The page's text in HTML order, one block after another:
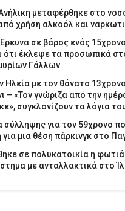
μεταφέρθηκε στο
χρήση αλκοόλ και
σε βάρος ενός
ότι έκλεψε τα προσωπικά
Γάλλων
Ηλεία με τον θάνατο
– «Τον γνώριζα από την
συγκλονίζουν τα λόγια
σύλληψης για τον 59χρονο
για μια θέση πάρκινγκ στο
σε πολυκατοικία η
με ανταλλακτικά στο